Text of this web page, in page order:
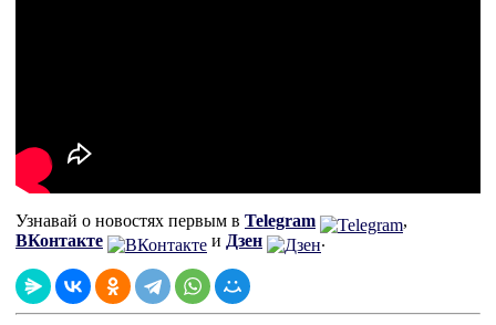
Узнавай о новостях первым в Telegram
,
ВКонтакте
и Дзен .